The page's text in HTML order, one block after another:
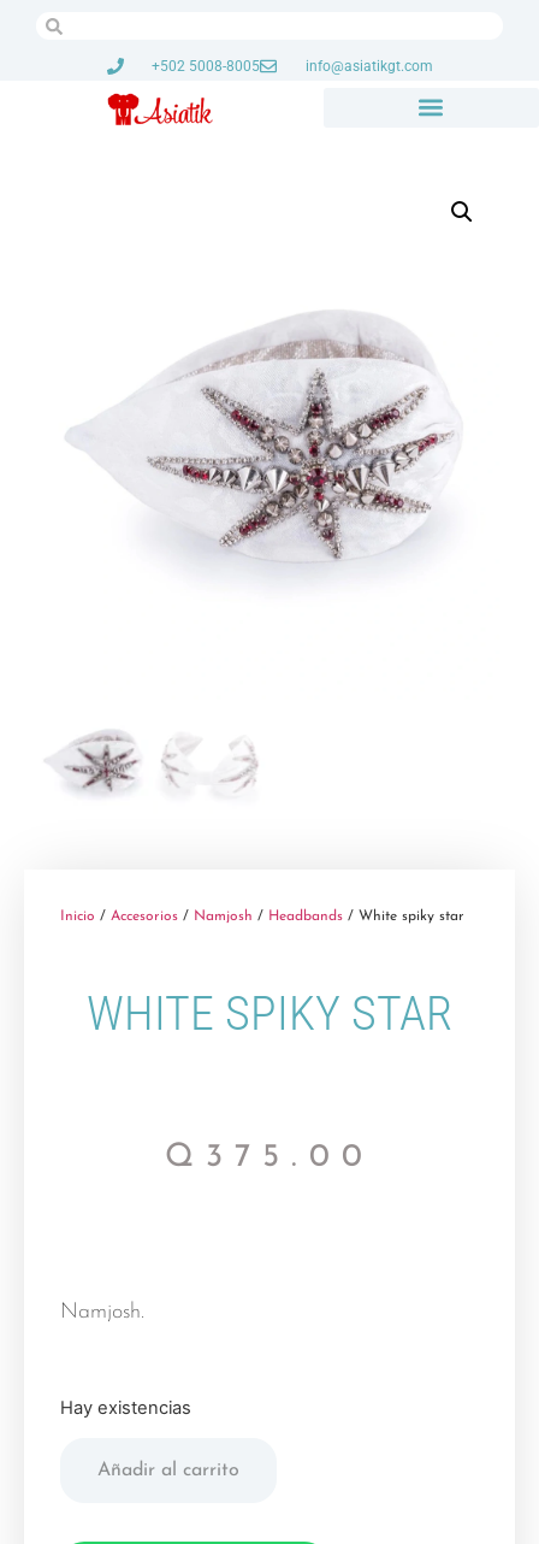
+502 5008-8005 info@asiatikgt.com
Inicio / Accesorios / Namjosh / Headbands / White spiky star
WHITE SPIKY STAR
Q 375.00
Namjosh.
Hay existencias
Añadir al carrito